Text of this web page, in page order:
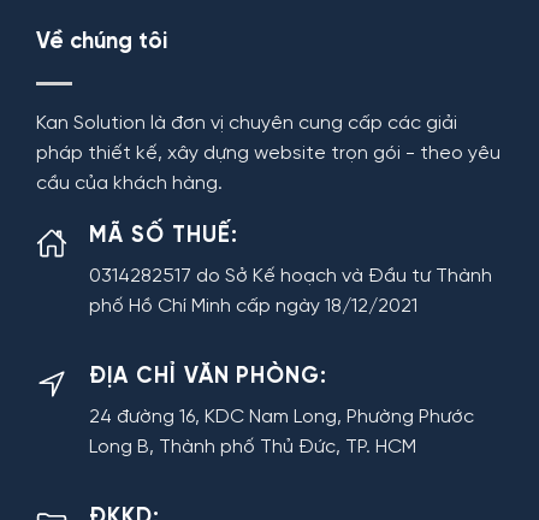
Về chúng tôi
Kan Solution là đơn vị chuyên cung cấp các giải
pháp thiết kế, xây dựng website trọn gói - theo yêu
cầu của khách hàng.
MÃ SỐ THUẾ:
0314282517 do Sở Kế hoạch và Đầu tư Thành
phố Hồ Chí Minh cấp ngày 18/12/2021
ĐỊA CHỈ VĂN PHÒNG:
24 đường 16, KDC Nam Long, Phường Phước
Long B, Thành phố Thủ Đức, TP. HCM